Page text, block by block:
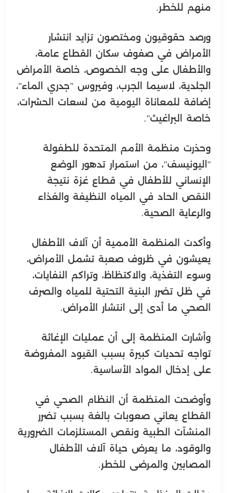
منهم للخطر.
ورصد حقوقيون ومختصون تزايد انتشار
الأمراض في صفوف سكان القطاع عامة،
والأطفال على وجه الخصوص، خاصة الأمراض
الجلدية، لاسيما الجرب، وفيروس "جدري الماء"،
إضافة للمعاناة اليومية من لسعات الحشرات،
خاصة البراغيث".
وحذرت منظمة الأمم المتحدة للطفولة
"اليونيسف"، من استمرار تدهور الوضع
الإنساني للأطفال في قطاع غزة نتيجة
النقص الحاد في المياه النظيفة والغذاء
والرعاية الصحية.
وأكدت المنظمة الأممية أن آلاف الأطفال
يعيشون في ظروف صعبة تشمل الأمراض،
وسوء التغذية، والاكتظاظ، وتراكم النفايات،
في ظل تضرر البنية التحتية للمياه والصرف
الصحي ما أدى إلى انتشار الأمراض.
وأشارت المنظمة إلى أن عمليات الإغاثة
تواجه تحديات كبيرة بسبب القيود المفروضة
على إدخال المواد الأساسية.
وأوضحت المنظمة أن النظام الصحي في
القطاع يعاني صعوبات بالغة بسبب تضرر
المنشآت الطبية ونقص المستلزمات الضرورية
والوقود، ما يعرض حياة آلاف الأطفال
المصابين والمرضى للخطر.